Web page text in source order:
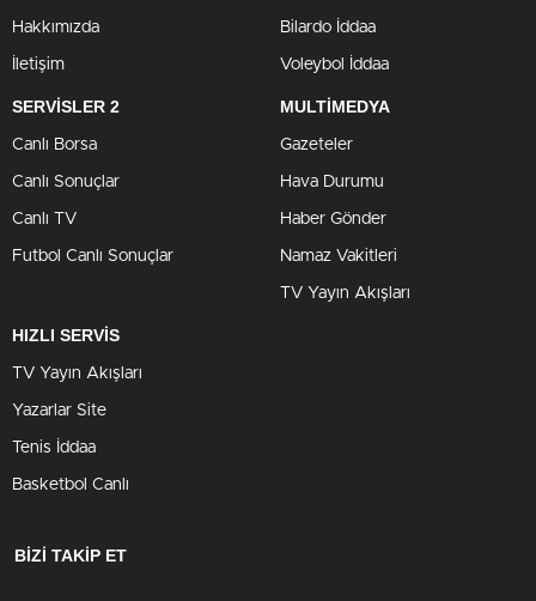
Hakkımızda
İletişim
Bilardo İddaa
Voleybol İddaa
SERVİSLER 2
Canlı Borsa
Canlı Sonuçlar
Canlı TV
Futbol Canlı Sonuçlar
MULTİMEDYA
Gazeteler
Hava Durumu
Haber Gönder
Namaz Vakitleri
TV Yayın Akışları
HIZLI SERVİS
TV Yayın Akışları
Yazarlar Site
Tenis İddaa
Basketbol Canlı
BİZİ TAKİP ET